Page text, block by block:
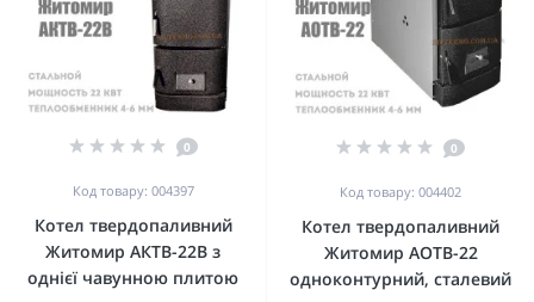
0
Код товару: 004397
Котел твердопаливний
Житомир АКТВ-22В з
однієї чавунною плитою
0
Код товару: 004402
Котел твердопаливний
Житомир АОТВ-22
одноконтурний, сталевий